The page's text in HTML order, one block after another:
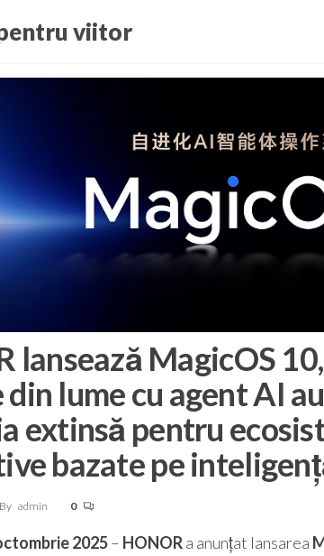
viitor
lansează MagicOS
din lume cu agent AI
extinsă pentru
bazate pe
By admin 0
2025– HONORa anunțat lansarea